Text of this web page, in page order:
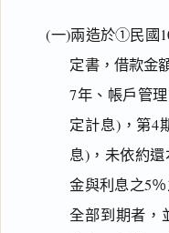
(一)兩造於①民國
定書，借款金
7年、帳戶管
定計息)，第4
息)，未依約
金與利息之5
全部到期者，